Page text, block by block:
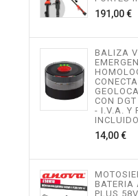
191,00 €
BALIZA
CON
- I.V.A. Y
14,00 €
BATERIA
PLUS